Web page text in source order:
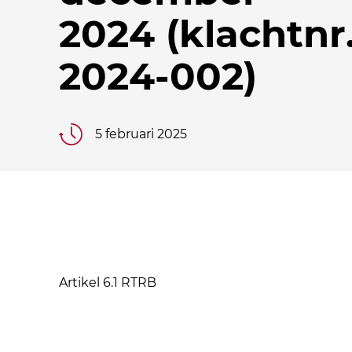
2024
2024-002)
5 februari 2025
Artikel 6.1 RTRB